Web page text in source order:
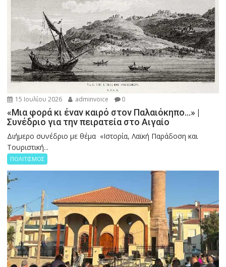
15 Ιουλίου 2026 adminvoice 0
«Μια φορά κι έναν καιρό στον Παλαιόκηπο…» |
Συνέδριο για την πειρατεία στο Αιγαίο
Διήμερο συνέδριο με θέμα «Ιστορία, Λαϊκή Παράδοση και
Τουριστική...
ΠΟΛΙΤΙΣΜΟΣ